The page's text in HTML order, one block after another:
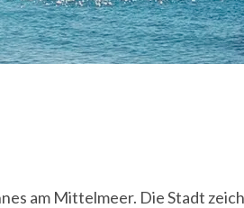
am Mittelmeer. Die Stadt